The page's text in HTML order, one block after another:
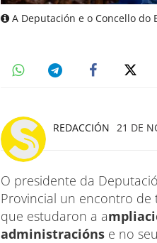
A Deputación e o Concello do
REDACCIÓN 21 DE
O presidente da
Provincial un encontro de
que estudaron a a
administracións e no